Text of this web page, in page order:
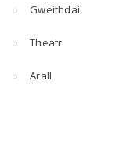
Gweithdai
Theatr
Arall